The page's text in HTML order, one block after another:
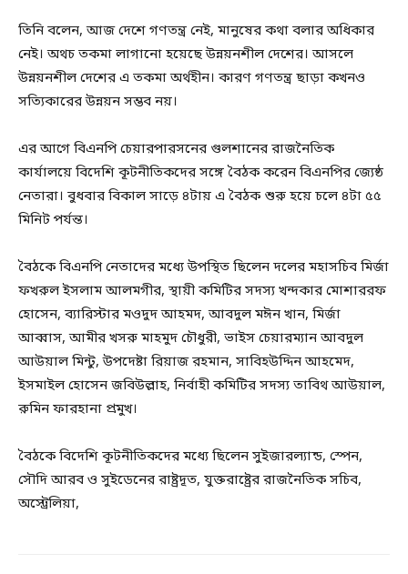
তিনি বলেন, আজ দেশে গণতন্ত্র নেই, মানুষের কথা বলার অধিকার
নেই। অথচ তকমা লাগানো হয়েছে উন্নয়নশীল দেশের। আসলে
উন্নয়নশীল দেশের এ তকমা অর্থহীন। কারণ গণতন্ত্র ছাড়া কখনও
সত্যিকারের উন্নয়ন সম্ভব নয়।
এর আগে বিএনপি চেয়ারপারসনের গুলশানের রাজনৈতিক
কার্যালয়ে বিদেশি কূটনীতিকদের সঙ্গে বৈঠক করেন বিএনপির জ্যেষ্ঠ
নেতারা। বুধবার বিকাল সাড়ে ৪টায় এ বৈঠক শুরু হয়ে চলে ৪টা ৫৫
মিনিট পর্যন্ত।
বৈঠকে বিএনপি নেতাদের মধ্যে উপস্থিত ছিলেন দলের মহাসচিব মির্জা
ফখরুল ইসলাম আলমগীর, স্থায়ী কমিটির সদস্য খন্দকার মোশাররফ
হোসেন, ব্যারিস্টার মওদুদ আহমদ, আবদুল মঈন খান, মির্জা
আব্বাস, আমীর খসরু মাহমুদ চৌধুরী, ভাইস চেয়ারম্যান আবদুল
আউয়াল মিন্টু, উপদেষ্টা রিয়াজ রহমান, সাবিহউদ্দিন আহমেদ,
ইসমাইল হোসেন জবিউল্লাহ, নির্বাহী কমিটির সদস্য তাবিথ আউয়াল,
রুমিন ফারহানা প্রমুখ।
বৈঠকে বিদেশি কূটনীতিকদের মধ্যে ছিলেন সুইজারল্যান্ড, স্পেন,
সৌদি আরব ও সুইডেনের রাষ্ট্রদূত, যুক্তরাষ্ট্রের রাজনৈতিক সচিব,
অস্ট্রেলিয়া,